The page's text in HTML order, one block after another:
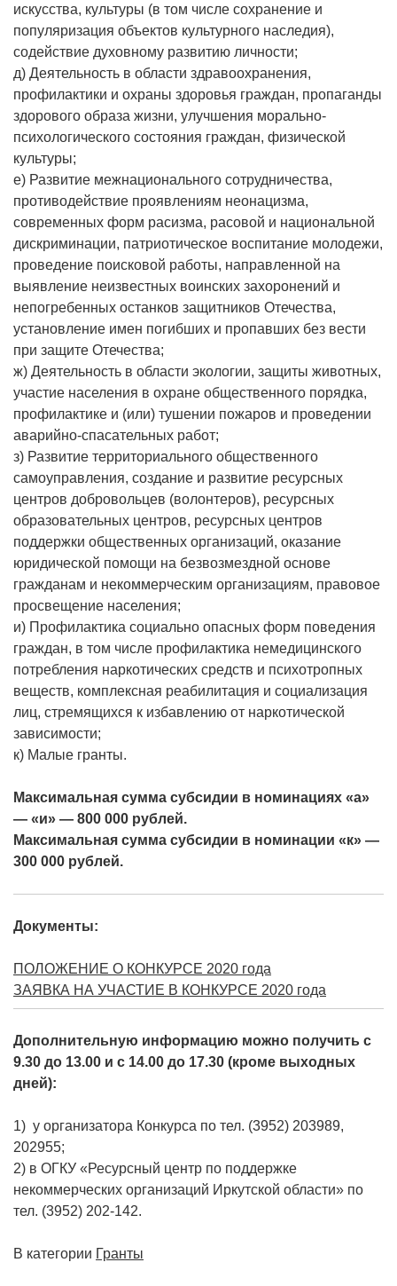
искусства, культуры (в том числе сохранение и
популяризация объектов культурного наследия),
содействие духовному развитию личности;
д) Деятельность в области здравоохранения,
профилактики и охраны здоровья граждан, пропаганды
здорового образа жизни, улучшения морально-
психологического состояния граждан, физической
культуры;
е) Развитие межнационального сотрудничества,
противодействие проявлениям неонацизма,
современных форм расизма, расовой и национальной
дискриминации, патриотическое воспитание молодежи,
проведение поисковой работы, направленной на
выявление неизвестных воинских захоронений и
непогребенных останков защитников Отечества,
установление имен погибших и пропавших без вести
при защите Отечества;
ж) Деятельность в области экологии, защиты животных,
участие населения в охране общественного порядка,
профилактике и (или) тушении пожаров и проведении
аварийно-спасательных работ;
з) Развитие территориального общественного
самоуправления, создание и развитие ресурсных
центров добровольцев (волонтеров), ресурсных
образовательных центров, ресурсных центров
поддержки общественных организаций, оказание
юридической помощи на безвозмездной основе
гражданам и некоммерческим организациям, правовое
просвещение населения;
и) Профилактика социально опасных форм поведения
граждан, в том числе профилактика немедицинского
потребления наркотических средств и психотропных
веществ, комплексная реабилитация и социализация
лиц, стремящихся к избавлению от наркотической
зависимости;
к) Малые гранты.
Максимальная сумма субсидии в номинациях «а»
— «и» — 800 000 рублей.
Максимальная сумма субсидии в номинации «к» —
300 000 рублей.
Документы:
ПОЛОЖЕНИЕ О КОНКУРСЕ 2020 года
ЗАЯВКА НА УЧАСТИЕ В КОНКУРСЕ 2020 года
Дополнительную информацию можно получить с
9.30 до 13.00 и с 14.00 до 17.30 (кроме выходных
дней):
1) у организатора Конкурса по тел. (3952) 203989,
202955;
2) в ОГКУ «Ресурсный центр по поддержке
некоммерческих организаций Иркутской области» по
тел. (3952) 202-142.
В категории Гранты